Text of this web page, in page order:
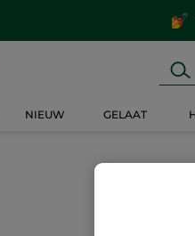
NIEUW GELAAT